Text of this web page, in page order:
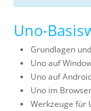
Uno-
Grundlagen
Uno auf
Uno auf
Uno im
Werkzeuge für